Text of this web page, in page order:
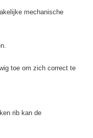
mechanische
toe om zich correct te
rib kan de